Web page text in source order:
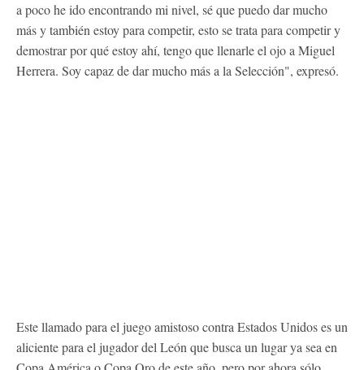
a poco he ido encontrando mi nivel, sé que puedo dar mucho
más y también estoy para competir, esto se trata para competir y
demostrar por qué estoy ahí, tengo que llenarle el ojo a Miguel
Herrera. Soy capaz de dar mucho más a la Selección", expresó.
Este llamado para el juego amistoso contra Estados Unidos es un
aliciente para el jugador del León que busca un lugar ya sea en